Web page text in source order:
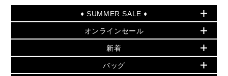
♦ SUMMER SALE ♦
セールおすすめアイテム
▶ ウィメンズ
バッグ
オンラインセール
PRODUCT OF THE MONTH - 今月の特別価格
再値下げアイテム
新着
初夏のスタイル
バッグ